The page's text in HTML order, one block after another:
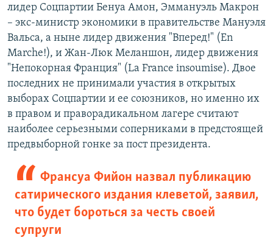
лидер Соцпартии Бенуа Амон, Эммануэль Макрон
– экс-министр экономики в правительстве Мануэля
Вальса, а ныне лидер движения "Вперед!" (En
Marche!), и Жан-Люк Меланшон, лидер движения
"Непокорная Франция" (La France insoumise). Двое
последних не принимали участия в открытых
выборах Соцпартии и ее союзников, но именно их
в правом и праворадикальном лагере считают
наиболее серьезными соперниками в предстоящей
предвыборной гонке за пост президента.
Франсуа Фийон назвал публикацию
сатирического издания клеветой, заявил,
что будет бороться за честь своей
супруги